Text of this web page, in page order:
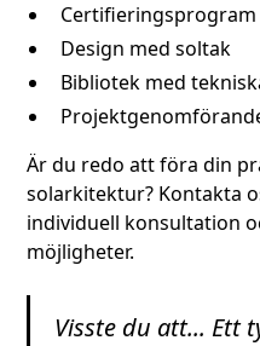
Design med soltak
Bibliotek med
Är du redo att föra din
solarkitektur? Kontakta
individuell konsultation
möjligheter.
Visste du att... Ett